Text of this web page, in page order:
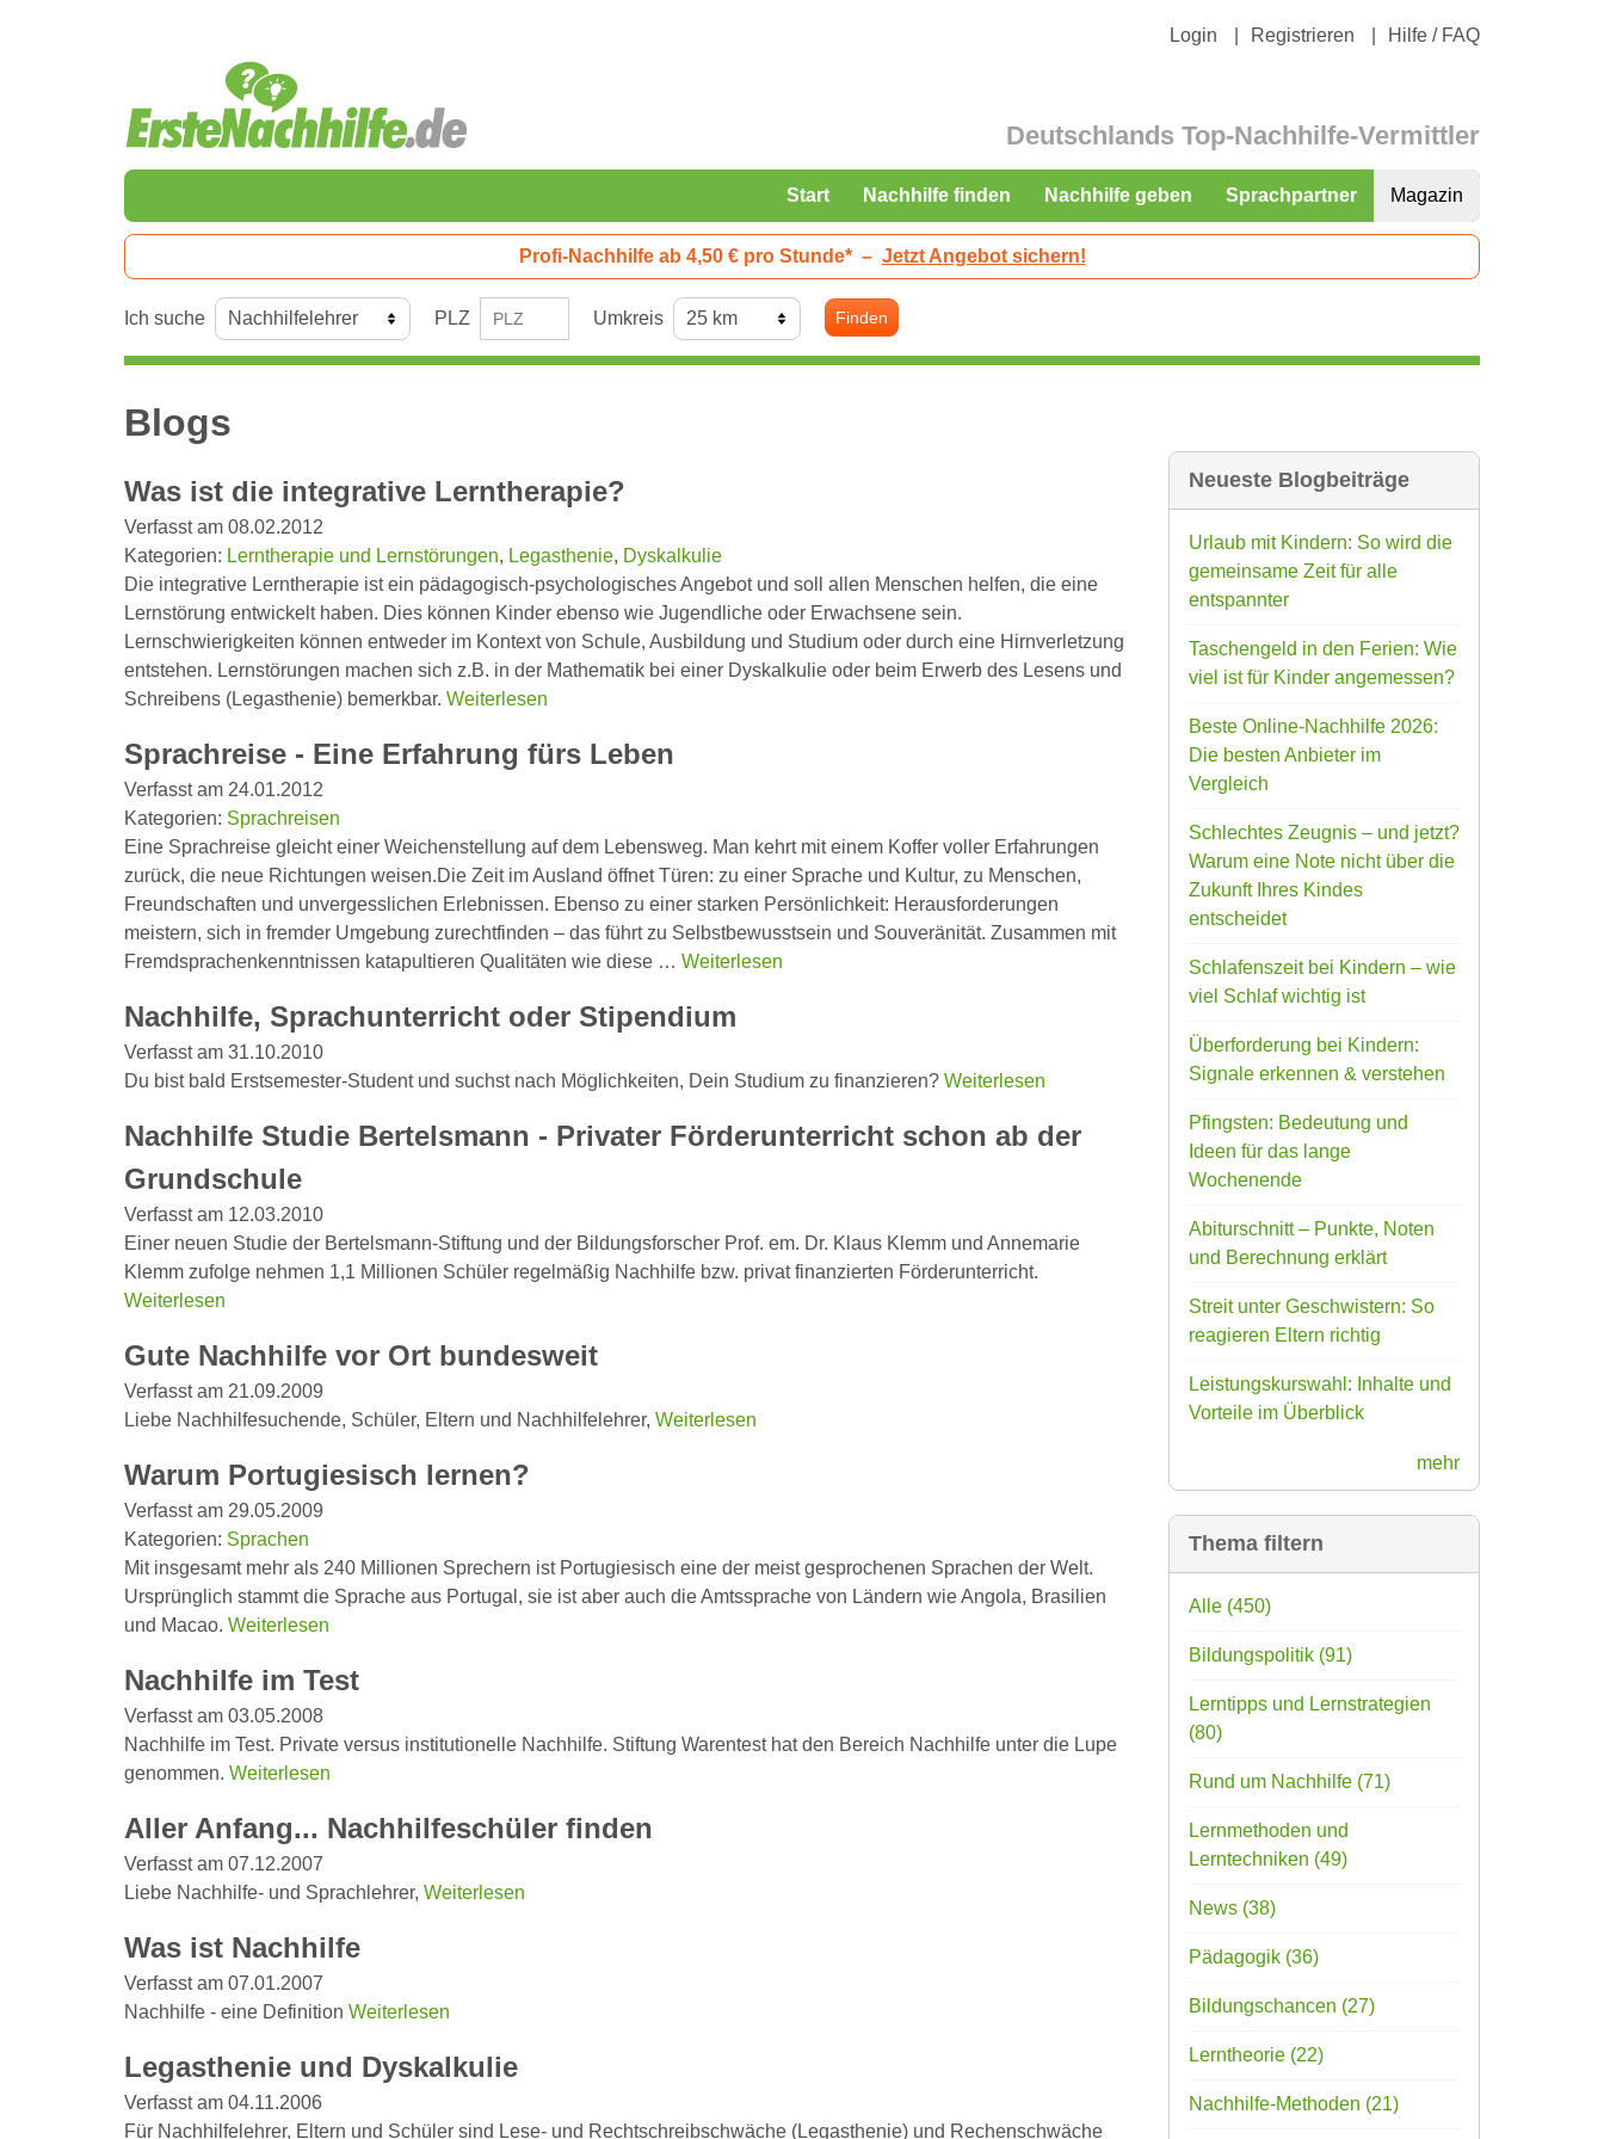
Login Registrieren Hilfe / FAQ
Deutschlands Top-Nachhilfe-Vermittler
Start Nachhilfe finden Nachhilfe geben Sprachpartner Magazin
Profi-Nachhilfe ab 4,50 € pro Stunde* – Jetzt Angebot sichern!
Ich suche PLZ Umkreis Finden
Blogs
Was ist die integrative Lerntherapie?
Verfasst am 08.02.2012
Kategorien: Lerntherapie und Lernstörungen, Legasthenie, Dyskalkulie
Die integrative Lerntherapie ist ein pädagogisch-psychologisches Angebot und soll allen Menschen helfen, die eine
Lernstörung entwickelt haben. Dies können Kinder ebenso wie Jugendliche oder Erwachsene sein.
Lernschwierigkeiten können entweder im Kontext von Schule, Ausbildung und Studium oder durch eine Hirnverletzung
entstehen. Lernstörungen machen sich z.B. in der Mathematik bei einer Dyskalkulie oder beim Erwerb des Lesens und
Schreibens (Legasthenie) bemerkbar. Weiterlesen
Sprachreise - Eine Erfahrung fürs Leben
Verfasst am 24.01.2012
Kategorien: Sprachreisen
Eine Sprachreise gleicht einer Weichenstellung auf dem Lebensweg. Man kehrt mit einem Koffer voller Erfahrungen
zurück, die neue Richtungen weisen.Die Zeit im Ausland öffnet Türen: zu einer Sprache und Kultur, zu Menschen,
Freundschaften und unvergesslichen Erlebnissen. Ebenso zu einer starken Persönlichkeit: Herausforderungen
meistern, sich in fremder Umgebung zurechtfinden – das führt zu Selbstbewusstsein und Souveränität. Zusammen mit
Fremdsprachenkenntnissen katapultieren Qualitäten wie diese … Weiterlesen
Nachhilfe, Sprachunterricht oder Stipendium
Verfasst am 31.10.2010
Du bist bald Erstsemester-Student und suchst nach Möglichkeiten, Dein Studium zu finanzieren? Weiterlesen
Nachhilfe Studie Bertelsmann - Privater Förderunterricht schon ab der
Grundschule
Verfasst am 12.03.2010
Einer neuen Studie der Bertelsmann-Stiftung und der Bildungsforscher Prof. em. Dr. Klaus Klemm und Annemarie
Klemm zufolge nehmen 1,1 Millionen Schüler regelmäßig Nachhilfe bzw. privat finanzierten Förderunterricht.
Weiterlesen
Gute Nachhilfe vor Ort bundesweit
Verfasst am 21.09.2009
Liebe Nachhilfesuchende, Schüler, Eltern und Nachhilfelehrer, Weiterlesen
Warum Portugiesisch lernen?
Verfasst am 29.05.2009
Kategorien: Sprachen
Mit insgesamt mehr als 240 Millionen Sprechern ist Portugiesisch eine der meist gesprochenen Sprachen der Welt.
Ursprünglich stammt die Sprache aus Portugal, sie ist aber auch die Amtssprache von Ländern wie Angola, Brasilien
und Macao. Weiterlesen
Nachhilfe im Test
Verfasst am 03.05.2008
Nachhilfe im Test. Private versus institutionelle Nachhilfe. Stiftung Warentest hat den Bereich Nachhilfe unter die Lupe
genommen. Weiterlesen
Aller Anfang... Nachhilfeschüler finden
Verfasst am 07.12.2007
Liebe Nachhilfe- und Sprachlehrer, Weiterlesen
Was ist Nachhilfe
Verfasst am 07.01.2007
Nachhilfe - eine Definition Weiterlesen
Legasthenie und Dyskalkulie
Verfasst am 04.11.2006
Für Nachhilfelehrer, Eltern und Schüler sind Lese- und Rechtschreibschwäche (Legasthenie) und Rechenschwäche
Neueste Blogbeiträge
Urlaub mit Kindern: So wird die
gemeinsame Zeit für alle
entspannter
Taschengeld in den Ferien: Wie
viel ist für Kinder angemessen?
Beste Online-Nachhilfe 2026:
Die besten Anbieter im
Vergleich
Schlechtes Zeugnis – und jetzt?
Warum eine Note nicht über die
Zukunft Ihres Kindes
entscheidet
Schlafenszeit bei Kindern – wie
viel Schlaf wichtig ist
Überforderung bei Kindern:
Signale erkennen & verstehen
Pfingsten: Bedeutung und
Ideen für das lange
Wochenende
Abiturschnitt – Punkte, Noten
und Berechnung erklärt
Streit unter Geschwistern: So
reagieren Eltern richtig
Leistungskurswahl: Inhalte und
Vorteile im Überblick
mehr
Thema filtern
Alle (450)
Bildungspolitik (91)
Lerntipps und Lernstrategien
(80)
Rund um Nachhilfe (71)
Lernmethoden und
Lerntechniken (49)
News (38)
Pädagogik (36)
Bildungschancen (27)
Lerntheorie (22)
Nachhilfe-Methoden (21)